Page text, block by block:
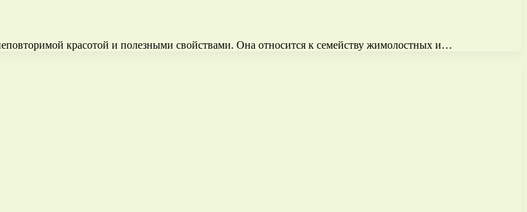
красотой и полезными свойствами. Она относится к семейству жимолостных и…